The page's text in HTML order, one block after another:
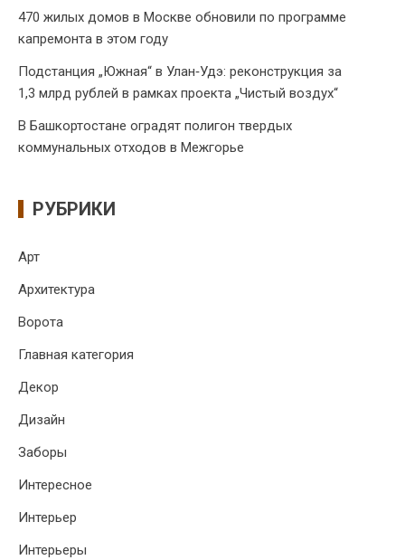
470 жилых домов в Москве обновили по программе
капремонта в этом году
Подстанция „Южная“ в Улан‑Удэ: реконструкция за
1,3 млрд рублей в рамках проекта „Чистый воздух“
В Башкортостане оградят полигон твердых
коммунальных отходов в Межгорье
РУБРИКИ
Арт
Архитектура
Ворота
Главная категория
Декор
Дизайн
Заборы
Интересное
Интерьер
Интерьеры